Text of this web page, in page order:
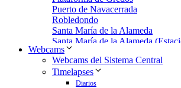
Puerto de Navacerrada
Robledondo
Santa María de la Alameda
Santa María de la Alameda
Zarzalejo
Zarzalejo Estación
Zarzalejo-Machotas
Webcams
Webcams del Sistema Central
Timelapses
Diarios